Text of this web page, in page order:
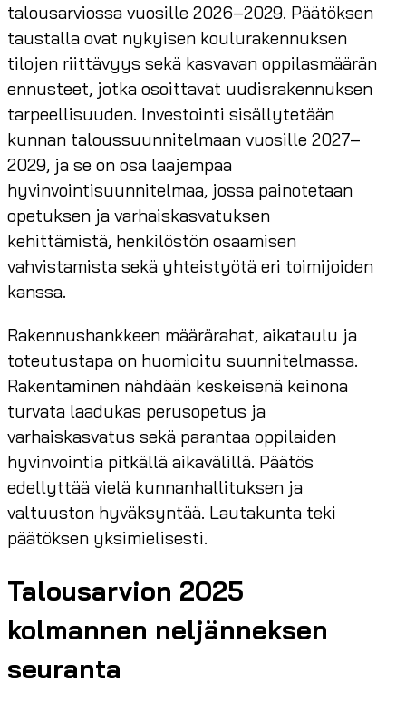
talousarviossa vuosille 2026–2029. Päätöksen
taustalla ovat nykyisen koulurakennuksen
tilojen riittävyys sekä kasvavan oppilasmäärän
ennusteet, jotka osoittavat uudisrakennuksen
tarpeellisuuden. Investointi sisällytetään
kunnan taloussuunnitelmaan vuosille 2027–
2029, ja se on osa laajempaa
hyvinvointisuunnitelmaa, jossa painotetaan
opetuksen ja varhaiskasvatuksen
kehittämistä, henkilöstön osaamisen
vahvistamista sekä yhteistyötä eri toimijoiden
kanssa.
Rakennushankkeen määrärahat, aikataulu ja
toteutustapa on huomioitu suunnitelmassa.
Rakentaminen nähdään keskeisenä keinona
turvata laadukas perusopetus ja
varhaiskasvatus sekä parantaa oppilaiden
hyvinvointia pitkällä aikavälillä. Päätös
edellyttää vielä kunnanhallituksen ja
valtuuston hyväksyntää. Lautakunta teki
päätöksen yksimielisesti.
Talousarvion 2025
kolmannen neljänneksen
seuranta